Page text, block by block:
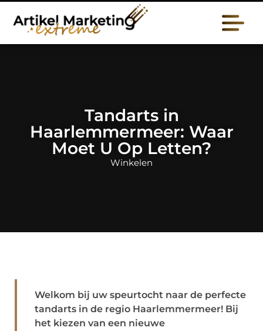
Tandarts in
Haarlemmermeer: Waar
Moet U Op Letten?
Winkelen
Welkom bij uw speurtocht naar de perfecte
tandarts in de regio Haarlemmermeer! Bij
het kiezen van een nieuwe